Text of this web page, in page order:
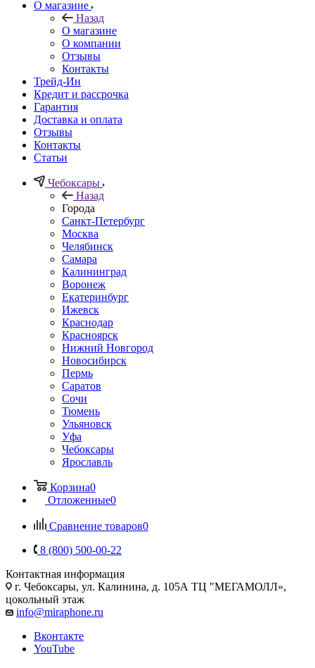
О магазине
Назад
О магазине
О компании
Отзывы
Контакты
Трейд-Ин
Кредит и рассрочка
Гарантия
Доставка и оплата
Отзывы
Контакты
Статьи
Чебоксары
Назад
Города
Санкт-Петербург
Москва
Челябинск
Самара
Калининград
Воронеж
Екатеринбург
Ижевск
Краснодар
Красноярск
Нижний Новгород
Новосибирск
Пермь
Саратов
Сочи
Тюмень
Ульяновск
Уфа
Чебоксары
Ярославль
Корзина0
Отложенные0
Сравнение товаров0
8 (800) 500-00-22
Контактная информация
г. Чебоксары, ул. Калинина, д. 105А ТЦ "МЕГАМОЛЛ»,
цокольный этаж
info@miraphone.ru
Вконтакте
YouTube